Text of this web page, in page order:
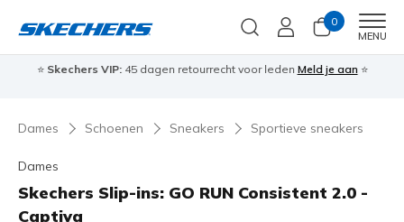
0
MENU
⭐ Skechers VIP:45 dagen retourrecht voor leden Meld je aan⭐
Dames Schoenen Sneakers Sportieve sneakers
Dames
Skechers Slip-ins: GO RUN Consistent 2.0 -
Captiva